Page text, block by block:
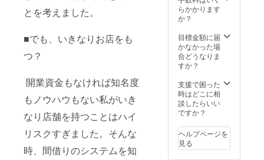
とを考えました。
■でも、いきなりお店をも
つ？
開業資金もなければ知名度
もノウハウもない私がいき
なり店舗を持つことはハイ
リスクすぎました。そんな
時、間借りのシステムを知
らかかります
か？
目標金額に届
かなかった場
合どうなりま
すか？
支援で困った
時はどこに相
談したらいい
ですか？
ヘルプページを
見る